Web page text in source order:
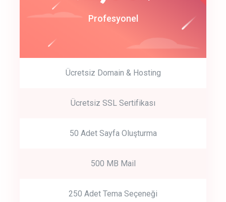
Get Started
Start by trying our service for 30 days free trial no credit card
Profesyonel
Ücretsiz Domain & Hosting
Ücretsiz SSL Sertifikası
50 Adet Sayfa Oluşturma
500 MB Mail
250 Adet Tema Seçeneği
Start Up